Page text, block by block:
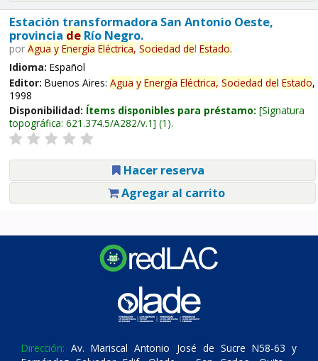
Estación transformadora San Antonio Oeste,
provincia deRío Negro.
por Agua y Energía Eléctrica, Sociedad del Estado.
Idioma: Español
Editor: Buenos Aires: Agua y Energía Eléctrica, Sociedad del Estado,
1998
Disponibilidad: Ítems disponibles para préstamo: Signatura
topográfica: 621.374.5/A282/v.1 (1).
Hacer reserva
Agregar al carrito
Dirección: Av. Mariscal Antonio José de Sucre N58-63 y